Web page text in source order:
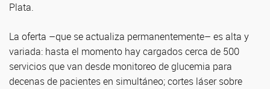
Plata.
La oferta –que se actualiza permanentemente– es alta y
variada: hasta el momento hay cargados cerca de 500
servicios que van desde monitoreo de glucemia para
decenas de pacientes en simultáneo; cortes láser sobre